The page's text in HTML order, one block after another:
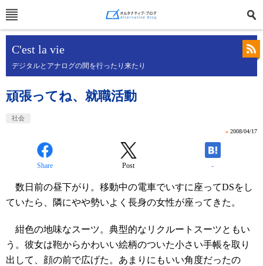
C'est la vie
デジタルとアナログの間を行ったり来たり
頑張ってね、就職活動
社会
» 2008/04/17
Share Post -
数日前の昼下がり。移動中の電車でいすに座ってDSをし
ていたら、隣にやや勢いよく長身の女性が座ってきた。
紺色の地味なスーツ。典型的なリクルートスーツともい
う。彼女は鞄からかわいい絵柄のついた小さい手帳を取り
出して、顔の前で広げた。あまりにもいい角度だったの